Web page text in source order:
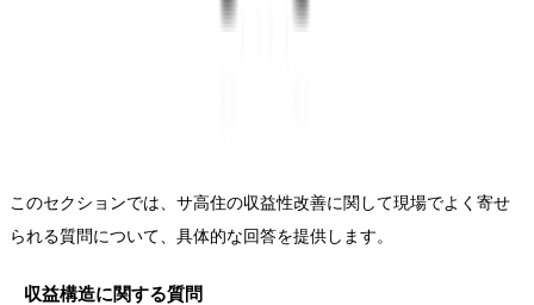
このセクションでは、サ高住の収益性改善に関して現場でよく寄せ
られる質問について、具体的な回答を提供します。
収益構造に関する質問